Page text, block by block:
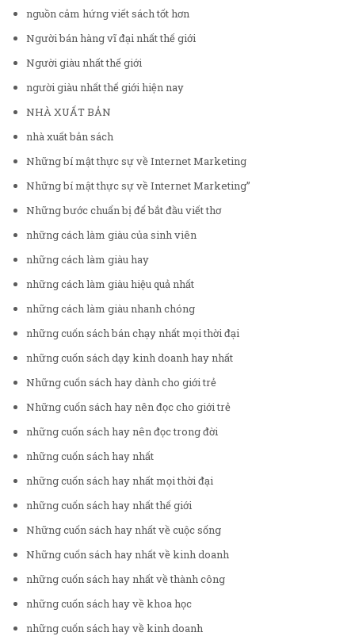
nguồn cảm hứng viết sách tốt hơn
Người bán hàng vĩ đại nhất thế giới
Người giàu nhất thế giới
người giàu nhất thế giới hiện nay
NHÀ XUẤT BẢN
nhà xuất bản sách
Những bí mật thực sự về Internet Marketing
Những bí mật thực sự về Internet Marketing”
Những bước chuẩn bị để bắt đầu viết thơ
những cách làm giàu của sinh viên
những cách làm giàu hay
những cách làm giàu hiệu quả nhất
những cách làm giàu nhanh chóng
những cuốn sách bán chạy nhất mọi thời đại
những cuốn sách dạy kinh doanh hay nhất
Những cuốn sách hay dành cho giới trẻ
Những cuốn sách hay nên đọc cho giới trẻ
những cuốn sách hay nên đọc trong đời
những cuốn sách hay nhất
những cuốn sách hay nhất mọi thời đại
những cuốn sách hay nhất thế giới
Những cuốn sách hay nhất về cuộc sống
Những cuốn sách hay nhất về kinh doanh
những cuốn sách hay nhất về thành công
những cuốn sách hay về khoa học
những cuốn sách hay về kinh doanh